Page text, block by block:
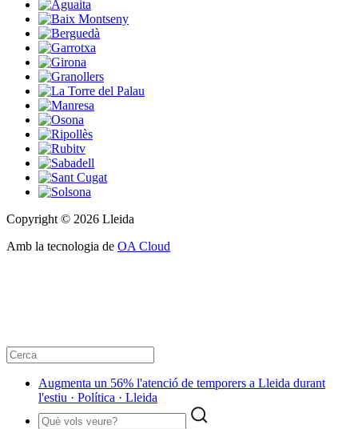
Copyright © 2026 Lleida
Amb la tecnologia de OA Cloud
Augmenta un 56% l'atenció de temporers a Lleida durant
l'estiu · Política · Lleida